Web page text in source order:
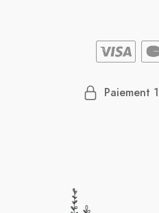
Paiement